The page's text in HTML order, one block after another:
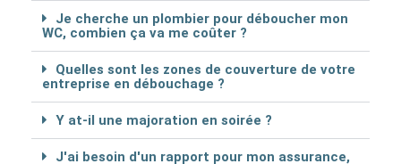
Je cherche un plombier pour déboucher mon
WC, combien ça va me coûter ?
Quelles sont les zones de couverture de votre
entreprise en débouchage ?
Y at-il une majoration en soirée ?
J'ai besoin d'un rapport pour mon assurance,